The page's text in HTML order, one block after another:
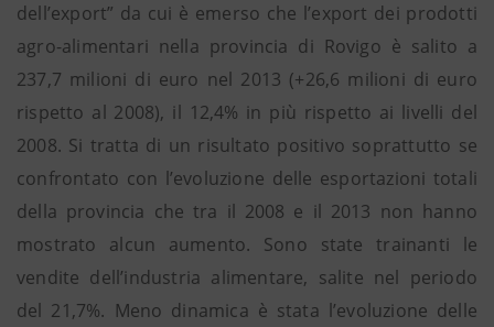
dell’export” da cui è emerso che l’export dei prodotti
agro-alimentari nella provincia di Rovigo è salito a
237,7 milioni di euro nel 2013 (+26,6 milioni di euro
rispetto al 2008), il 12,4% in più rispetto ai livelli del
2008. Si tratta di un risultato positivo soprattutto se
confrontato con l’evoluzione delle esportazioni totali
della provincia che tra il 2008 e il 2013 non hanno
mostrato alcun aumento. Sono state trainanti le
vendite dell’industria alimentare, salite nel periodo
del 21,7%. Meno dinamica è stata l’evoluzione delle